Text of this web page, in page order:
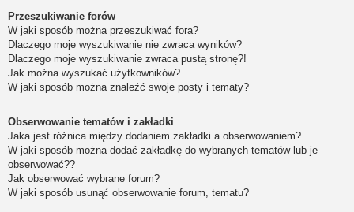
Przeszukiwanie forów
W jaki sposób można przeszukiwać fora?
Dlaczego moje wyszukiwanie nie zwraca wyników?
Dlaczego moje wyszukiwanie zwraca pustą stronę?!
Jak można wyszukać użytkowników?
W jaki sposób można znaleźć swoje posty i tematy?
Obserwowanie tematów i zakładki
Jaka jest różnica między dodaniem zakładki a obserwowaniem?
W jaki sposób można dodać zakładkę do wybranych tematów lub je
obserwować??
Jak obserwować wybrane forum?
W jaki sposób usunąć obserwowanie forum, tematu?